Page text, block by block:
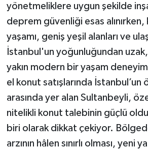
yönetmeliklere uygun şekilde
deprem güvenliği esas
yaşamı, geniş yeşil alanları ve
İstanbul'un yoğunluğundan
yakın modern bir yaşam
el konut satışlarında İstanbul’un
arasında yer alan Sultanbeyli,
nitelikli konut talebinin güçlü
biri olarak dikkat çekiyor.
arzının hâlen sınırlı olması, yeni